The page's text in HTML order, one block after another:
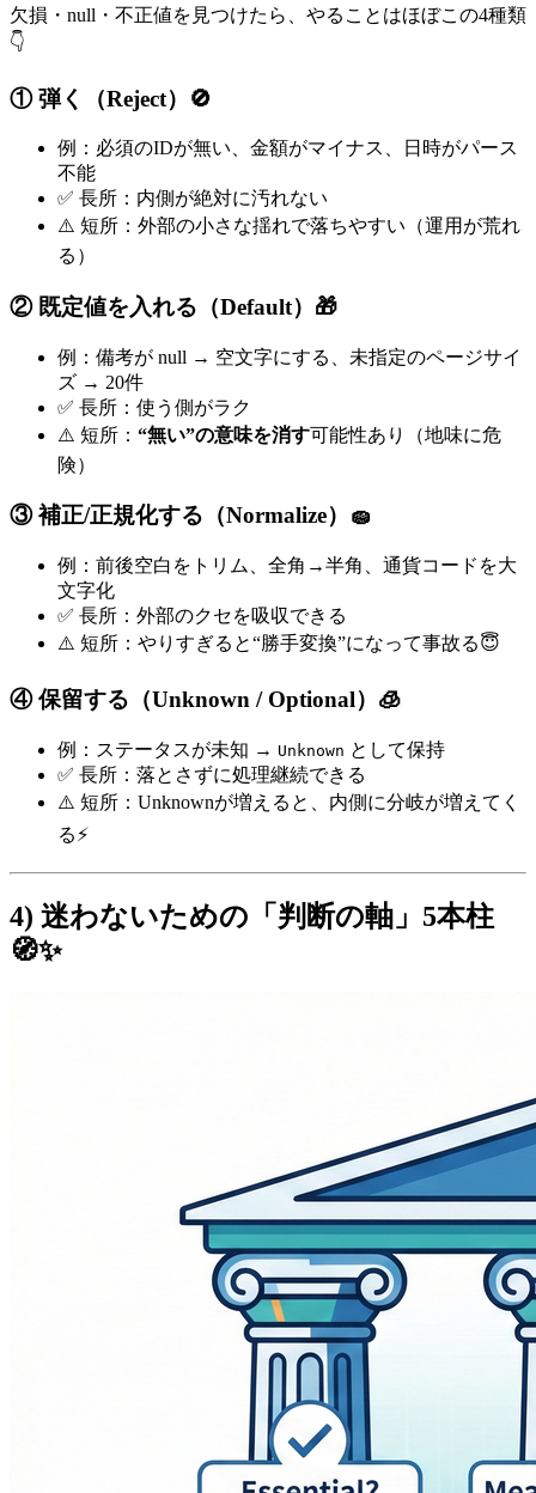
欠損・null・不正値を見つけたら、やることはほぼこの4種類
👇
① 弾く（Reject）🚫
例：必須のIDが無い、金額がマイナス、日時がパース
不能
✅ 長所：内側が絶対に汚れない
⚠️ 短所：外部の小さな揺れで落ちやすい（運用が荒れ
る）
② 既定値を入れる（Default）🎁
例：備考が null → 空文字にする、未指定のページサイ
ズ → 20件
✅ 長所：使う側がラク
⚠️ 短所： “無い”の意味を消す可能性あり（地味に危
険）
③ 補正/正規化する（Normalize）🧽
例：前後空白をトリム、全角→半角、通貨コードを大
文字化
✅ 長所：外部のクセを吸収できる
⚠️ 短所：やりすぎると“勝手変換”になって事故る😇
④ 保留する（Unknown / Optional）🧊
例：ステータスが未知 → Unknown として保持
✅ 長所：落とさずに処理継続できる
⚠️ 短所：Unknownが増えると、内側に分岐が増えてく
る⚡
4) 迷わないための「判断の軸」5本柱
🧭✨